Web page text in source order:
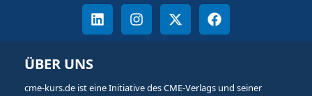
ÜBER UNS
cme-kurs.de ist eine Initiative des CME-Verlags und seiner